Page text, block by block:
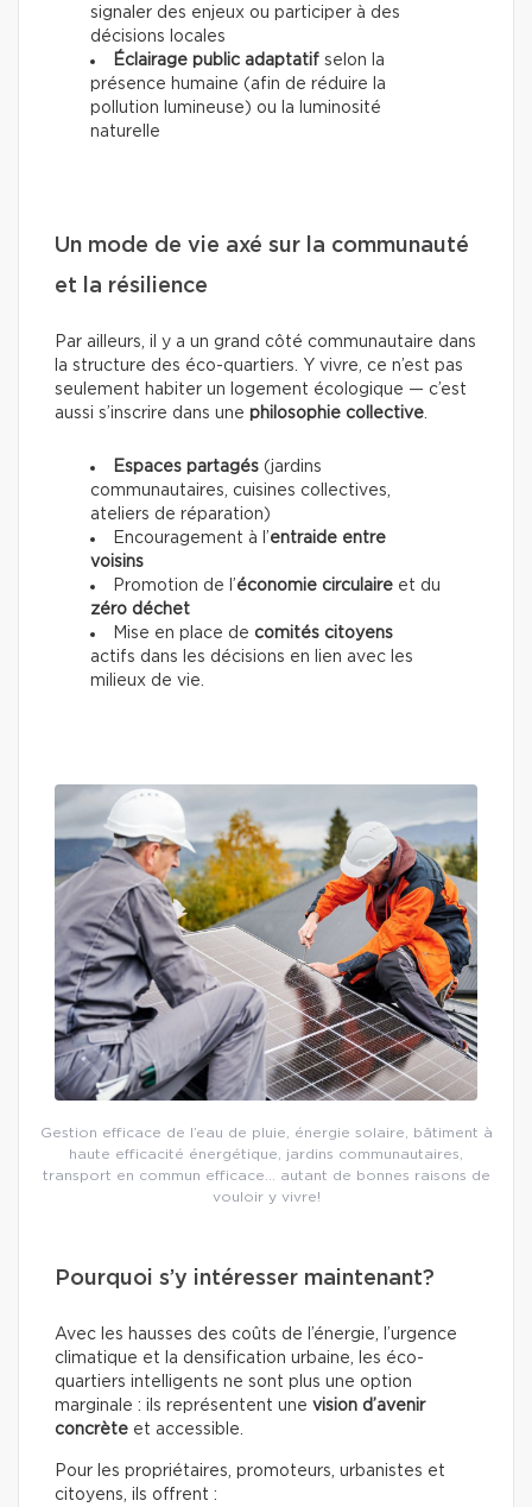
signaler des enjeux ou participer à des
décisions locales
Éclairage public adaptatif selon la
présence humaine (afin de réduire la
pollution lumineuse) ou la luminosité
naturelle
Un mode de vie axé sur la communauté
et la résilience
Par ailleurs, il y a un grand côté communautaire dans
la structure des éco-quartiers. Y vivre, ce n’est pas
seulement habiter un logement écologique — c’est
aussi s’inscrire dans une philosophie collective
Espaces partagés (jardins
communautaires, cuisines collectives,
ateliers de réparation)
Encouragement à l’entraide entre
voisins
Promotion de l’économie circulaire et du
zéro déchet
Mise en place de comités citoyens
actifs dans les décisions en lien avec les
milieux de vie.
Gestion efficace de l’eau de pluie, énergie solaire, bâtiment à
haute efficacité énergétique, jardins communautaires,
transport en commun efficace… autant de bonnes raisons de
vouloir y vivre!
Pourquoi s’y intéresser maintenant?
Avec les hausses des coûts de l’énergie, l’urgence
climatique et la densification urbaine, les éco-
quartiers intelligents ne sont plus une option
marginale : ils représentent une vision d’avenir
concrète et accessible.
Pour les propriétaires, promoteurs, urbanistes et
citoyens, ils offrent :